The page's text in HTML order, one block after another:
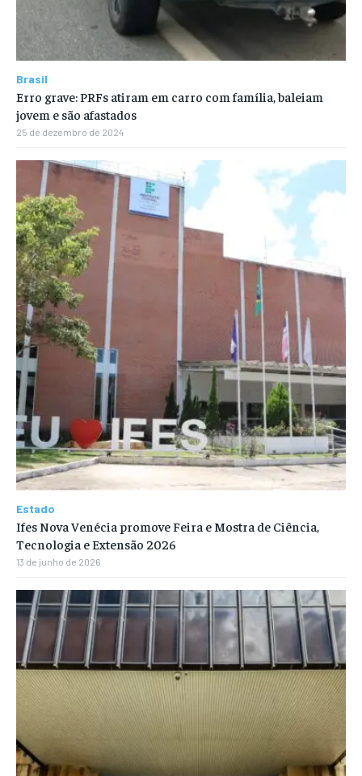
Brasil
Erro grave: PRFs atiram em carro com família, baleiam
jovem e são afastados
25 de dezembro de 2024
Estado
Ifes Nova Venécia promove Feira e Mostra de Ciência,
Tecnologia e Extensão 2026
13 de junho de 2026